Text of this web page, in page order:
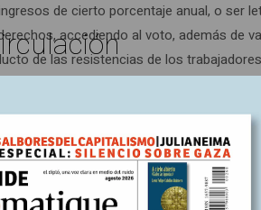
de cierto porcentaje anual, o ser
accediendo al voto, además de
de las resistencias de los
o excluidos ganan terreno,
las mismas. Es así como la forma